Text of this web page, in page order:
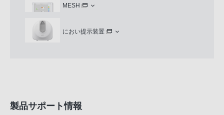
MESH
におい提示装置
製品サポート情報